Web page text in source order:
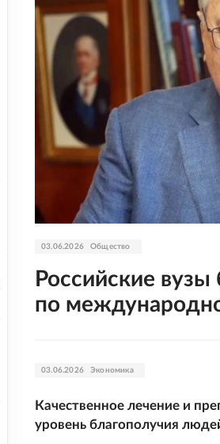
03.06.2026 Общество
Российские вузы
по
03.06.2026 Экономика
Качественное лечение и
уровень благополучия